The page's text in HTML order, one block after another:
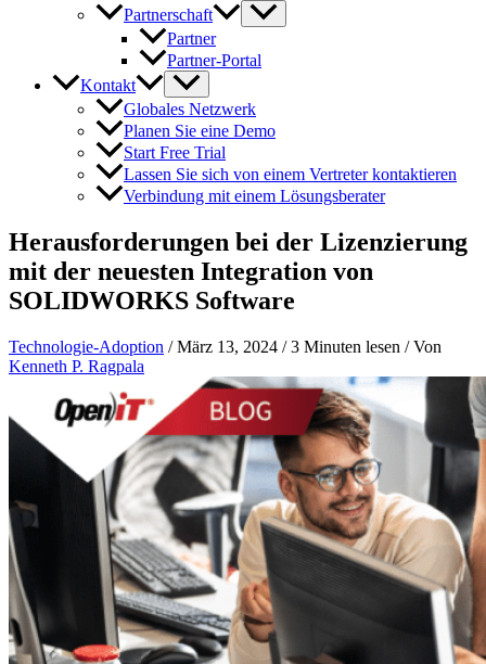
Partnerschaft
Partner
Partner-Portal
Kontakt
Globales Netzwerk
Planen Sie eine Demo
Start Free Trial
Lassen Sie sich von einem Vertreter kontaktieren
Verbindung mit einem Lösungsberater
Herausforderungen bei der Lizenzierung
mit der neuesten Integration von
SOLIDWORKS Software
Technologie-Adoption /März 13, 2024 /3 Minuten lesen / Von
Kenneth P. Ragpala